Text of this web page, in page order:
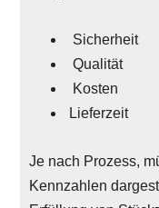
Sicherheit
Qualität
Kosten
Lieferzeit
Je nach Prozess,
Kennzahlen